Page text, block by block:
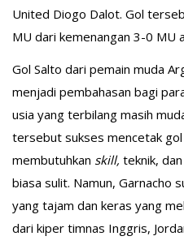
United Diogo Dalot. Gol
MU dari kemenangan 3-0 MU
Gol Salto dari pemain muda
menjadi pembahasan bagi
usia yang terbilang masih
tersebut sukses mencetak
membutuhkan skill, teknik,
biasa sulit. Namun, Garnacho
yang tajam dan keras yang
dari kiper timnas Inggris,